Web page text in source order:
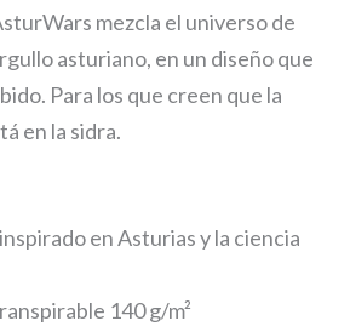
mezcla el universo de
asturiano, en un diseño que
Para los que creen que la
en la sidra.
en Asturias y la ciencia
140 g/m²